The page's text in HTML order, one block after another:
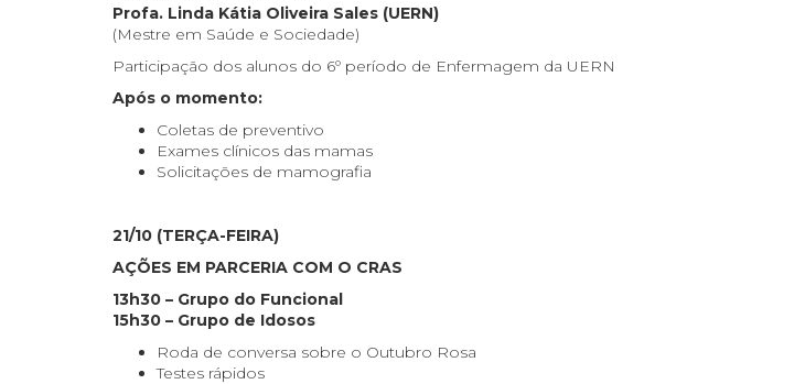
Profa. Linda Kátia Oliveira Sales (UERN)
(Mestre em Saúde e Sociedade)
Participação dos alunos do 6º período de Enfermagem da UERN
Após o momento:
Coletas de preventivo
Exames clínicos das mamas
Solicitações de mamografia
21/10 (TERÇA-FEIRA)
AÇÕES EM PARCERIA COM O CRAS
13h30 – Grupo do Funcional
15h30 – Grupo de Idosos
Roda de conversa sobre o Outubro Rosa
Testes rápidos